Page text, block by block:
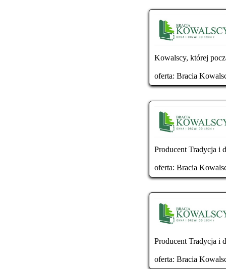
Kowalscy, której
oferta: Bracia
Producent Tradycja i
oferta: Bracia
Producent Tradycja i
oferta: Bracia